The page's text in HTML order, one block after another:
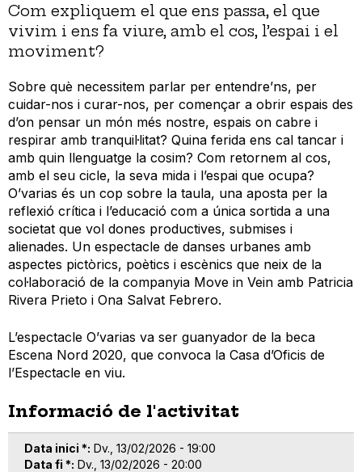
Com expliquem el que ens passa, el que
vivim i ens fa viure, amb el cos, l’espai i el
moviment?
Sobre què necessitem parlar per entendre’ns, per
cuidar-nos i curar-nos, per començar a obrir espais des
d’on pensar un món més nostre, espais on cabre i
respirar amb tranquil·litat? Quina ferida ens cal tancar i
amb quin llenguatge la cosim? Com retornem al cos,
amb el seu cicle, la seva mida i l’espai que ocupa?
O’varias és un cop sobre la taula, una aposta per la
reflexió crítica i l’educació com a única sortida a una
societat que vol dones productives, submises i
alienades. Un espectacle de danses urbanes amb
aspectes pictòrics, poètics i escènics que neix de la
col·laboració de la companyia Move in Vein amb Patricia
Rivera Prieto i Ona Salvat Febrero.
L’espectacle O’varias va ser guanyador de la beca
Escena Nord 2020, que convoca la Casa d’Oficis de
l’Espectacle en viu.
Informació de l'activitat
Data inici * Dv., 13/02/2026 - 19:00
Data fi * Dv., 13/02/2026 - 20:00